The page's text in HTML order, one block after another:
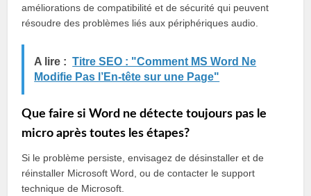
améliorations de compatibilité et de sécurité qui peuvent
résoudre des problèmes liés aux périphériques audio.
A lire : Titre SEO : "Comment MS Word Ne
Modifie Pas l’En-tête sur une Page"
Que faire si Word ne détecte toujours pas le
micro après toutes les étapes?
Si le problème persiste, envisagez de désinstaller et de
réinstaller Microsoft Word, ou de contacter le support
technique de Microsoft.